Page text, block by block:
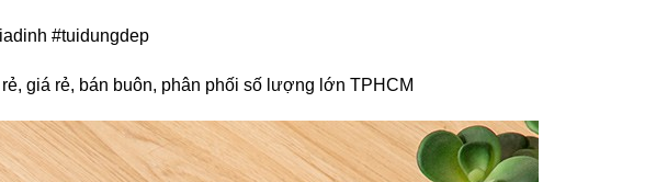
#tuidungdep
giá rẻ, bán buôn, phân phối số lượng lớn TPHCM